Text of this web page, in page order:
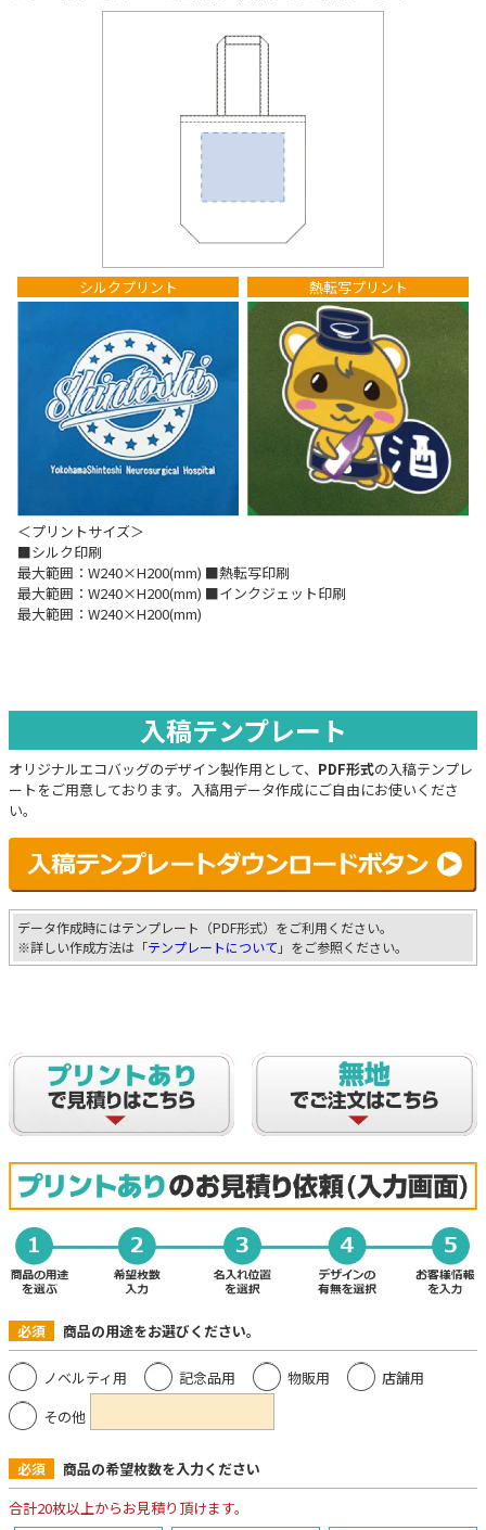
シルクプリント 熱転写プリント
＜プリントサイズ＞
■シルク印刷
最大範囲：W240×H200(mm) ■熱転写印刷
最大範囲：W240×H200(mm) ■インクジェット印刷
最大範囲：W240×H200(mm)
入稿テンプレート
オリジナルエコバッグのデザイン製作用として、 PDF形式の入稿テンプレ
ートをご用意しております。入稿用データ作成にご自由にお使いくださ
い。
データ作成時にはテンプレート（PDF形式）をご利用ください。
※詳しい作成方法は「テンプレートについて 」をご参照ください。
必須 商品の用途をお選びください。
ノベルティ用 記念品用 物販用
店舗用
その他
必須
商品の希望枚数を入力ください
合計20枚以上からお見積り頂けます。